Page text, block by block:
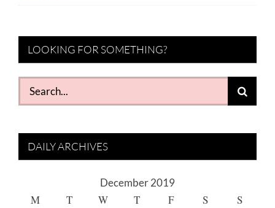
LOOKING FOR SOMETHING?
Search
for:
DAILY ARCHIVES
December 2019
M T W T F S S